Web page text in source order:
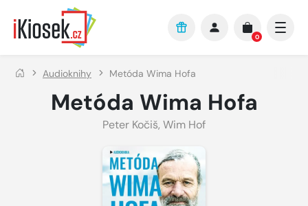
Přejít na hlavní obsah
0
Audioknihy Metóda Wima Hofa
Metóda Wima Hofa
Peter Kočiš, Wim Hof